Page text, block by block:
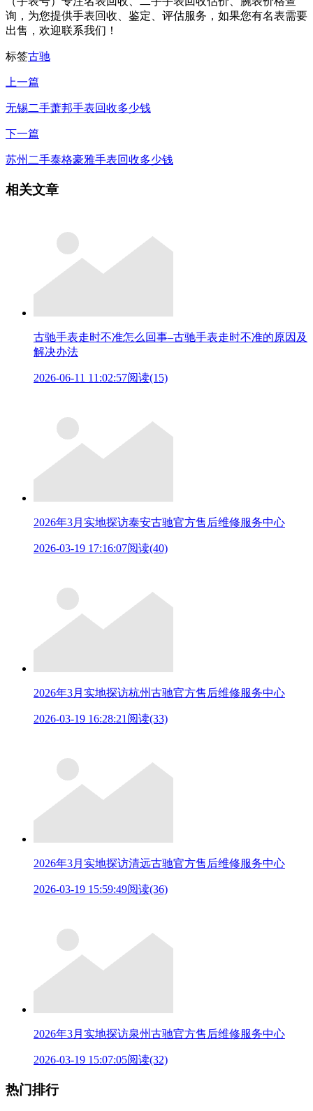
询，为您提供手表回收、鉴定、评估服务，如果您有名表需要
出售，欢迎联系我们！
标签古驰
上一篇
无锡二手萧邦手表回收多少钱
下一篇
苏州二手泰格豪雅手表回收多少钱
相关文章
古驰手表走时不准怎么回事–古驰手表走时不准的原因及
解决办法
2026-06-11 11:02:57阅读(15)
2026年3月实地探访泰安古驰官方售后维修服务中心
2026-03-19 17:16:07阅读(40)
2026年3月实地探访杭州古驰官方售后维修服务中心
2026-03-19 16:28:21 阅读(33)
2026年3月实地探访清远古驰官方售后维修服务中心
2026-03-19 15:59:49阅读(36)
2026年3月实地探访泉州古驰官方售后维修服务中心
2026-03-19 15:07:05阅读(32)
热门排行